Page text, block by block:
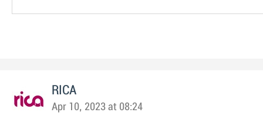
RICA
Apr 10, 2023 at 08:24